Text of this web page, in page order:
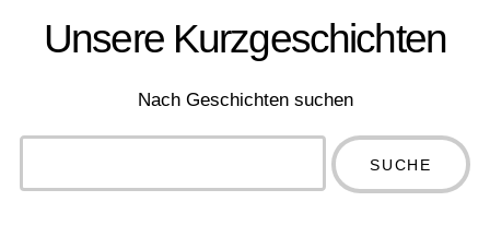
Unsere Kurzgeschichten
Nach Geschichten suchen
Type 2 or